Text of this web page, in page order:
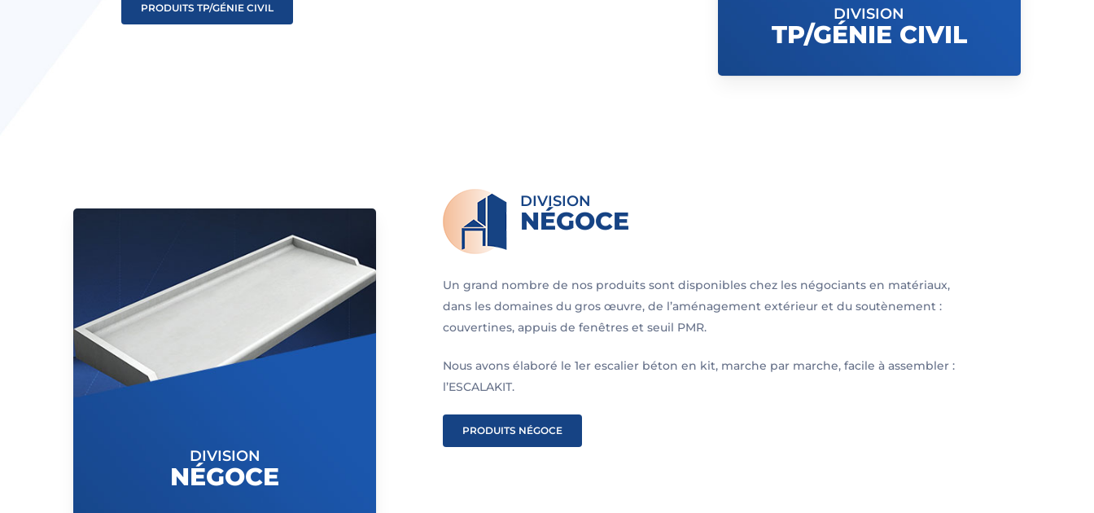
PRODUITS TP/GÉNIE CIVIL DIVISION
TP/GÉNIE CIVIL
DIVISION
NÉGOCE
DIVISION
NÉGOCE
Un grand nombre de nos produits sont disponibles chez les négociants en matériaux,
dans les domaines du gros œuvre, de l’aménagement extérieur et du soutènement :
couvertines, appuis de fenêtres et seuil PMR.
Nous avons élaboré le 1er escalier béton en kit, marche par marche, facile à assembler :
l’ESCALAKIT.
PRODUITS NÉGOCE